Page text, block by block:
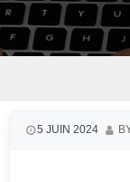
5 JUIN 2024